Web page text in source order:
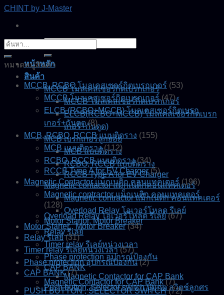
Skip
content
CHINT by J-Master
หน้าหลัก
สินค้า
MCCB โมลเคสเซอร์กิตเบรกเกอร์
MCCB โมลเคสเซอร์กิตเบรกเกอร์
ELCB(RCBO+MCCB) โมลเคสเซอร์กิตเบรก
เกอร์+กันดูด)
MCB เบรกเกอร์ลูกย่อย
MCB แบบติดราง
RCBO, RCCB แบบติดราง
RCCB Type A for EV Charger
Magnetic contactor แมกเนติกคอนแทคเตอร์
Magnetic contractor แม็กเนติก คอนแทคเตอร์
Overload Relay โอเวอร์โหลด รีเลย์
Motor Startor, Motor Breaker
Relay รีเลย์
Timer relay รีเลย์หน่วงเวลา
Phase protection อุปกรณ์ป้องกัน
CAP BANK
Magnetic Contactor for CAP Bank
Push button, Selector switch ปุ่มกด สวิตช์ลูกศร
ค้นหา:
หมวดหมู่สินค้า
MCCB, RCBO โมลเคสเซอร์กิตเบรกเกอร์ (53)
MCCB โมลเคสเซอร์กิตเบรกเกอร์ (47)
ELCB (RCBO+MCCB) โมลเคสเซอร์กิตเบรก
เกอร์+กันดูด (8)
MCB, RCBO, RCCB แบบติดราง (155)
MCB แบบติดราง (112)
RCBO, RCCB แบบติดราง (34)
RCCB Type A for EV Charger (5)
Magnetic Contactor แม็กเนติก คอนแทคเตอร์ (196)
Magnetic contractor แม็กเนติก คอนแทคเตอร์
(128)
Overload Relay โอเวอร์โหลด รีเลย์ (67)
Motor Starter , Motor Breaker (34)
Relay รีเลย์ (31)
Timer relay รีเลย์หน่วงเวลา (57)
Phase protection อุปกรณ์ป้องกัน (2)
CAP BANK (7)
Magnetic Contactor for CAP Bank (7)
PUSH BUTTON , SELECTOR SWITCH (72)